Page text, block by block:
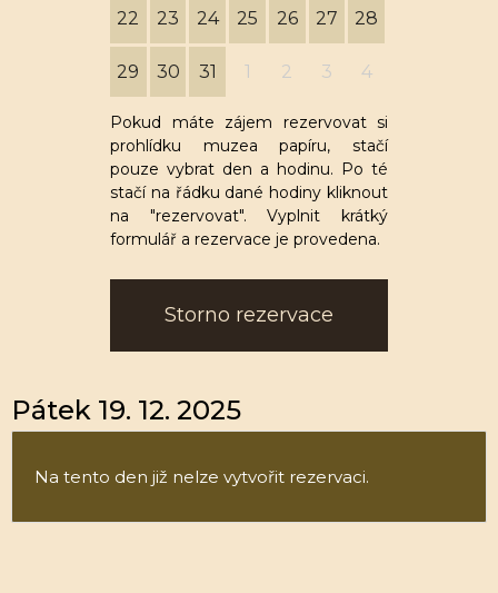
22 23 24 25 26 27 28
29 30 31 1 2 3 4
Pokud máte zájem rezervovat si
prohlídku muzea papíru, stačí
pouze vybrat den a hodinu. Po té
stačí na řádku dané hodiny kliknout
na "rezervovat". Vyplnit krátký
formulář a rezervace je provedena.
Storno rezervace
Pátek 19. 12. 2025
Na tento den již nelze vytvořit rezervaci.